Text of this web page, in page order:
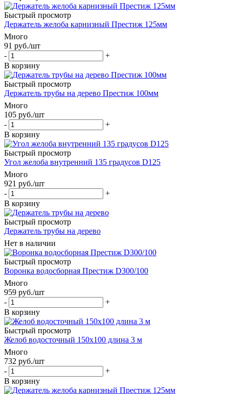
Быстрый просмотр
Держатель желоба карнизный Престиж 125мм
Много
91 руб./шт
-
+
В корзину
Быстрый просмотр
Держатель трубы на дерево Престиж 100мм
Много
105 руб./шт
-
+
В корзину
Быстрый просмотр
Угол желоба внутренний 135 градусов D125
Много
921 руб./шт
-
+
В корзину
Быстрый просмотр
Держатель трубы на дерево
Нет в наличии
Быстрый просмотр
Воронка водосборная Престиж D300/100
Много
959 руб./шт
-
+
В корзину
Быстрый просмотр
Желоб водосточный 150х100 длина 3 м
Много
732 руб./шт
-
+
В корзину